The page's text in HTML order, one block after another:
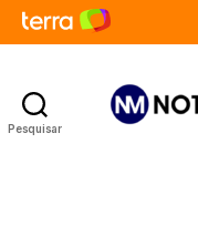
Pesquisar